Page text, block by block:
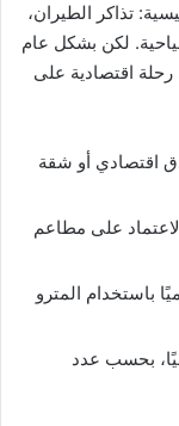
تذاكر الطيران،
لكن بشكل عام
اقتصادية على
في فندق اقتصادي أو شقة
تم الاعتماد على مطاعم
يوميًا باستخدام المترو
يوميًا، بحسب عدد